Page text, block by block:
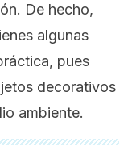
De hecho,
algunas
pues
decorativos
ambiente.